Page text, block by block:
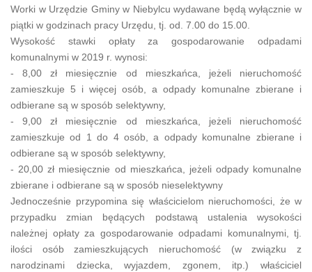
Worki w Urzędzie Gminy w Niebylcu wydawane będą wyłącznie w
piątki w godzinach pracy Urzędu, tj. od. 7.00 do 15.00.
Wysokość stawki opłaty za gospodarowanie odpadami
komunalnymi w 2019 r. wynosi:
- 8,00 zł miesięcznie od mieszkańca, jeżeli nieruchomość
zamieszkuje 5 i więcej osób, a odpady komunalne zbierane i
odbierane są w sposób selektywny,
- 9,00 zł miesięcznie od mieszkańca, jeżeli nieruchomość
zamieszkuje od 1 do 4 osób, a odpady komunalne zbierane i
odbierane są w sposób selektywny,
- 20,00 zł miesięcznie od mieszkańca, jeżeli odpady komunalne
zbierane i odbierane są w sposób nieselektywny
Jednocześnie przypomina się właścicielom nieruchomości, że w
przypadku zmian będących podstawą ustalenia wysokości
należnej opłaty za gospodarowanie odpadami komunalnymi, tj.
ilości osób zamieszkujących nieruchomość (w związku z
narodzinami dziecka, wyjazdem, zgonem, itp.) właściciel